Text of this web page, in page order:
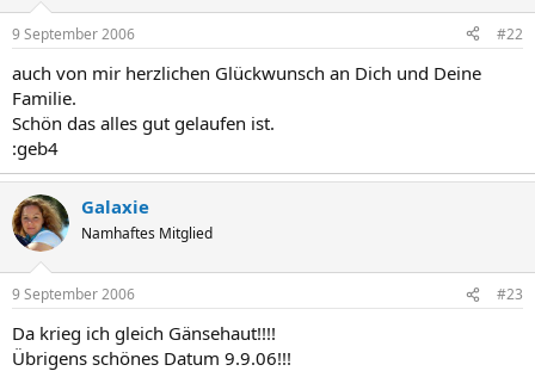
9 September 2006 #22
auch von mir herzlichen Glückwunsch an Dich und Deine
Familie.
Schön das alles gut gelaufen ist.
:geb4
Galaxie
Namhaftes Mitglied
9 September 2006 #23
Da krieg ich gleich Gänsehaut!!!!
Übrigens schönes Datum 9.9.06!!!